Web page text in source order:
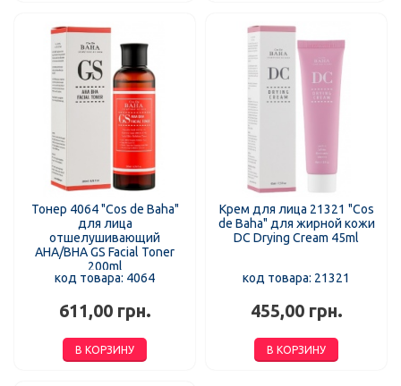
Тонер 4064 "Cos de Baha"
для лица
отшелушивающий
AHA/BHA GS Facial Toner
200ml
код товара: 4064
611,00 грн.
В КОРЗИНУ
Крем для лица 21321 "Cos
de Baha" для жирной кожи
DC Drying Cream 45ml
код товара: 21321
455,00 грн.
В КОРЗИНУ